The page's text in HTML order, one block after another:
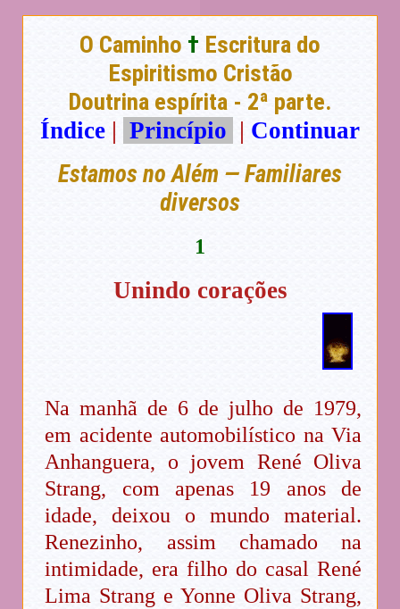
O Caminho † Escritura do
Espiritismo Cristão
Doutrina espírita - 2ª parte.
Índice | Princípio | Continuar
Estamos no Além — Familiares
diversos
1
Unindo corações
Na manhã de 6 de julho de 1979,
em acidente automobilístico na Via
Anhanguera, o jovem René Oliva
Strang, com apenas 19 anos de
idade, deixou o mundo material.
Renezinho, assim chamado na
intimidade, era filho do casal René
Lima Strang e Yonne Oliva Strang,